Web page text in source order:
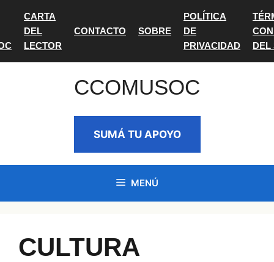
contenido
CARTA
DEL
LECTOR
CONTACTO SOBRE
POLÍTICA
DE
PRIVACIDAD
DEL
CCOMUSOC
SUMÁ TU APOYO
MENÚ
CULTURA